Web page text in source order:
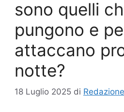
sono quelli
pungono e
attaccano
notte?
18 Luglio 2025 di Redazione